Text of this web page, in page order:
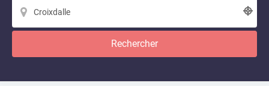
Rechercher